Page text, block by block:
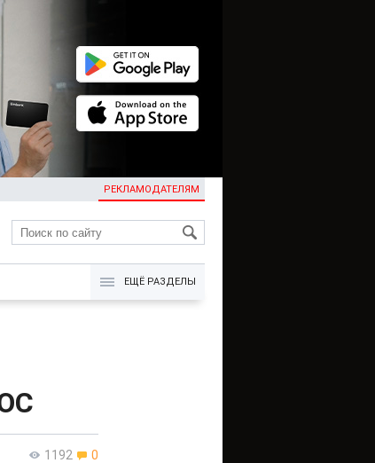
РЕКЛАМОДАТЕЛЯМ
KG
ЕЩЁ РАЗДЕЛЫ
1192 0